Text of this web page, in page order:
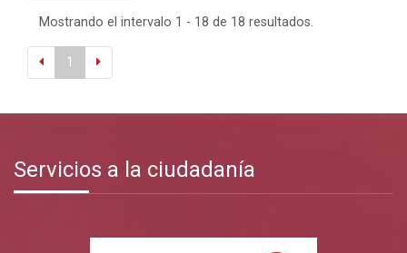
Mostrando el intervalo 1 - 18 de 18 resultados.
1
Servicios a la ciudadanía